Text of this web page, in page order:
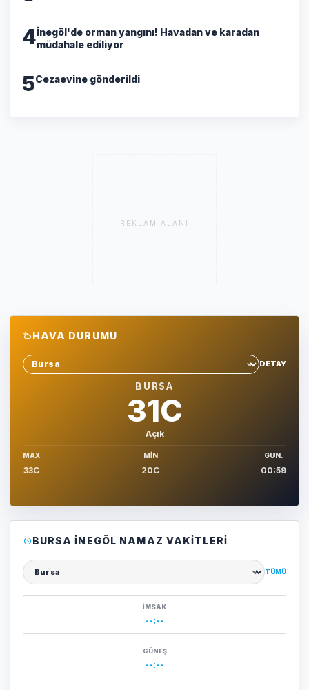
4İnegöl'de orman yangını! Havadan ve karadan
müdahale ediliyor
5Cezaevine gönderildi
REKLAM ALANI
HAVA DURUMU
Sehir sec
DETAY
BURSA
31C
Açık
MAX
33C
MIN
20C
GUN.
00:59
BURSA İNEGÖL NAMAZ VAKITLERI
Şehir seçin
TÜMÜ
İMSAK
--:--
GÜNEŞ
--:--